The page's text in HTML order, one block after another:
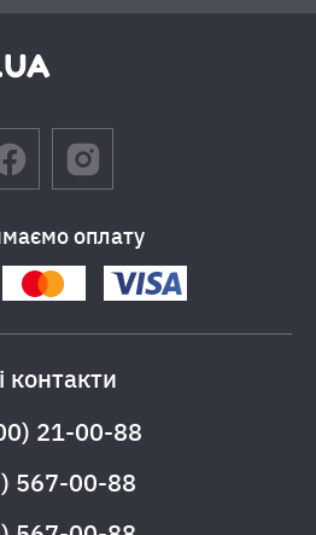
оплату
контакти
21-00-88
567-00-88